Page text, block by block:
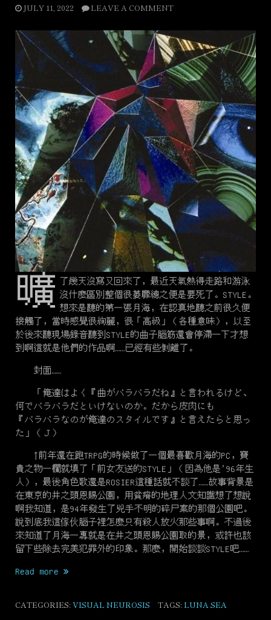
(1998)”
JULY 11, 2022 LEAVE A COMMENT
曠 了幾天沒寫又回來了，最近天氣熱得走路和游泳
沒什麼區別整個很萎靡總之便是要死了。STYLE。
想來是聽的第一張月海，在認真地聽之前很久便
接觸了，當時感覺很絢麗，很「高級」（各種意味），以至
於後來聽現場錄音聽到STYLE的曲子腦筋還會停滯一下才想
到啊這就是他們的作品啊……已經有些剝離了。
封面……
「俺達はよく『曲がバラバラ だね』と言われるけど、
何で バラバラ だといけないのか。だから皮肉にも
『 バラバラ なのが俺達の スタイルです』と言えたらと思っ
た」（Ｊ）
↑前年還在跑TRPG的時候做了一個最喜歡月海的PC，寶
貴之物一欄就填了「前女友送的STYLE」（因為他是’96年生
人），最後角色歌還是ROSIER這種話就不談了……故事背景是
在東京的井之頭恩賜公園，用貧瘠的地理人文知識想了想說
啊我知道，是94年發生了兇手不明的碎尸案的那個公園吧。
說到底我這傢伙腦子裡怎麼只有殺人放火那些事啊。不過後
來知道了月海一專就是在井之頭恩賜公園取的景，或許也該
留下些除去完美犯罪外的印象。那麼，開始談談STYLE吧……
Read more “末
反
CATEGORIES:VISUAL NEUROSIS TAGS:LUNA SEA